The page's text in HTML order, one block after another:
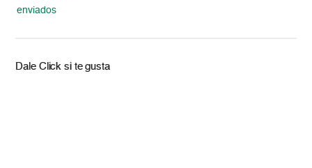
enviados
Dale Click si te gusta